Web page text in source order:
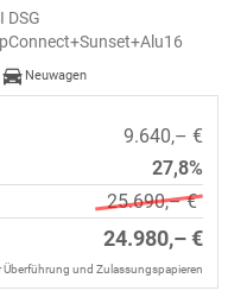
DSG
Neuwagen
9.640,– €
27,8%
25.690,– €
24.980,– €
Überführung und Zulassungspapieren